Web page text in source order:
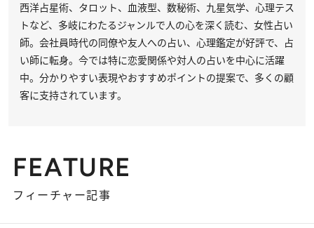
西洋占星術、タロット、血液型、数秘術、九星気学、心理テス
トなど、多岐にわたるジャンルで人の心を深く読む、女性占い
師。会社員時代の同僚や友人への占い、心理鑑定が好評で、占
い師に転身。今では特に恋愛関係や対人の占いを中心に活躍
中。分かりやすい表現やおすすめポイントの提案で、多くの顧
客に支持されています。
FEATURE
フィーチャー記事